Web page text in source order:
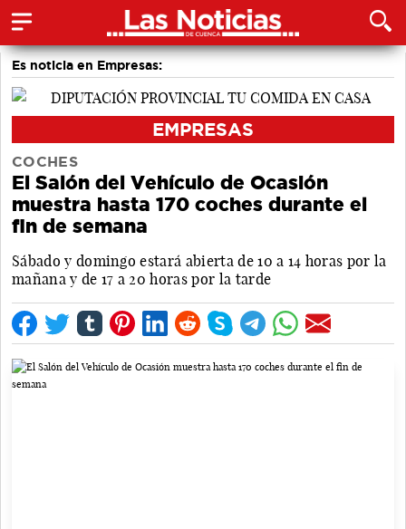
Es noticia en Empresas:
EMPRESAS
COCHES
El Salón del Vehículo de Ocasión
muestra hasta 170 coches durante el
fin de semana
Sábado y domingo estará abierta de 10 a 14 horas por la
mañana y de 17 a 20 horas por la tarde